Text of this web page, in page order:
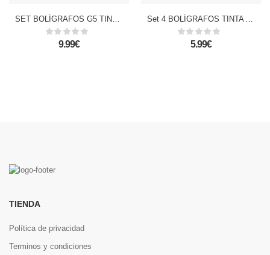
SET BOLÍGRAFOS G5 TINTA LÍQUIDA PUNTA BALL 3 Uds.
9.99€
Set 4 BOLÍGRAFOS TINTA ACEITE 0.7 mm
5.99€
TIENDA
Política de privacidad
Terminos y condiciones